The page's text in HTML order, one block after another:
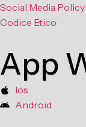
Social Media Policy
Codice Etico
App
Ios
Android